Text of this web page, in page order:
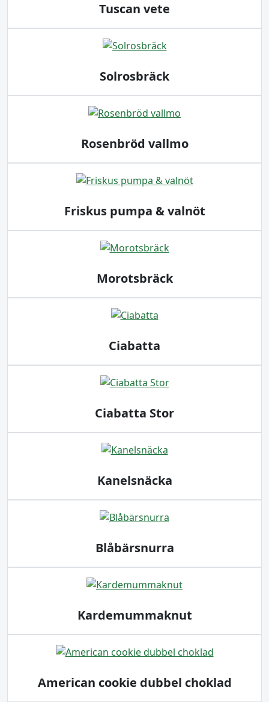
Tuscan vete
Solrosbräck
Rosenbröd vallmo
Friskus pumpa & valnöt
Morotsbräck
Ciabatta
Ciabatta Stor
Kanelsnäcka
Blåbärsnurra
Kardemummaknut
American cookie dubbel choklad